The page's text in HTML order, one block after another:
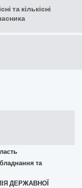
та кількісні
та
ДЕРЖАВНОЇ